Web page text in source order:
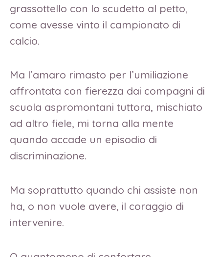
grassottello con lo scudetto al petto,
come avesse vinto il campionato di
calcio.
Ma l’amaro rimasto per l’umiliazione
affrontata con fierezza dai compagni di
scuola aspromontani tuttora, mischiato
ad altro fiele, mi torna alla mente
quando accade un episodio di
discriminazione.
Ma soprattutto quando chi assiste non
ha, o non vuole avere, il coraggio di
intervenire.